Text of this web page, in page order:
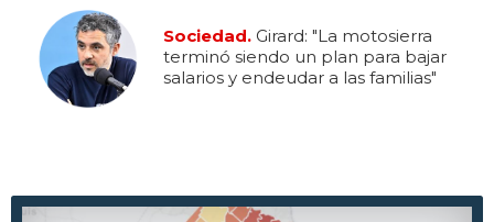
Sociedad. Girard: "La motosierra
terminó siendo un plan para bajar
salarios y endeudar a las familias"